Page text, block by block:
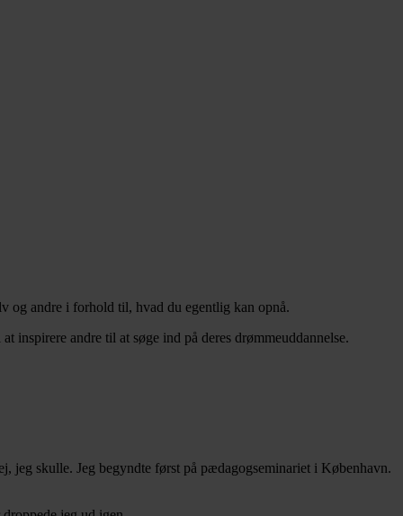
og andre i forhold til, hvad du egentlig kan opnå.
inspirere andre til at søge ind på deres drømmeuddannelse.
jeg skulle. Jeg begyndte først på pædagogseminariet i København.